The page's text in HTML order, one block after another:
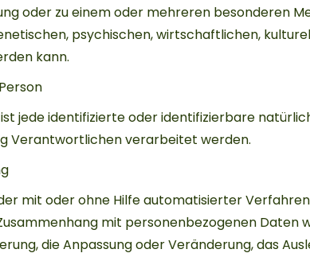
oder zu einem oder mehreren besonderen
psychischen, wirtschaftlichen,
kann.
jede identifizierte oder identifizierbare
Verantwortlichen verarbeitet werden.
mit oder ohne Hilfe automatisierter
mit personenbezogenen Daten
die Anpassung oder Veränderung, das